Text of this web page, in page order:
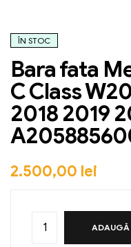
ÎN STOC
Bara fata
C Class
2018 2019
2.500,00 lei
ADAUGĂ